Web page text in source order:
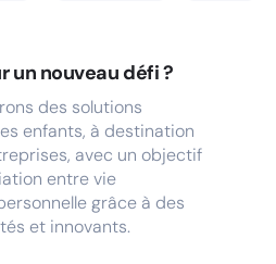
un nouveau défi ?
des solutions
enfants, à destination
avec un objectif
entre vie
grâce à des
et innovants.